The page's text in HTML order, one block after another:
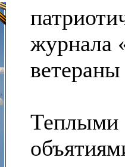
журнала
Теплыми